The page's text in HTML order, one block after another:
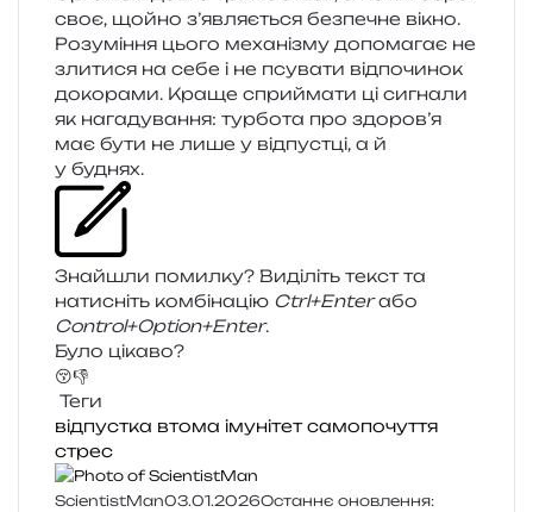
своє, щойно з’являється без­пе­чне вікно.
Розуміння цього меха­ні­зму допо­ма­гає не
зли­ти­ся на себе і не псу­ва­ти від­по­чи­нок
доко­ра­ми. Краще спри­йма­ти ці сигна­ли
як нага­ду­ва­н­ня: тур­бо­та про здоров’я
має бути не лише у від­пус­тці, а й
у буднях.
Знайшли помил­ку? Виділіть текст та
нати­сніть ком­бі­на­цію Ctrl+Enterабо
Control+Option+Enter.
Було цікаво?
😚👎
Теги
відпустка втома імунітет самопочуття
стрес
ScientistMan03.01.2026Останнє оновлення: